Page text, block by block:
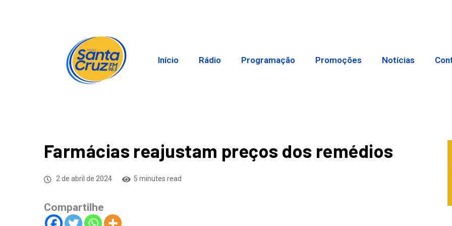
Início Rádio Programação Promoções Notícias
Farmácias reajustam preços dos remédios
2 de abril de 2024 5 minutes read
Compartilhe